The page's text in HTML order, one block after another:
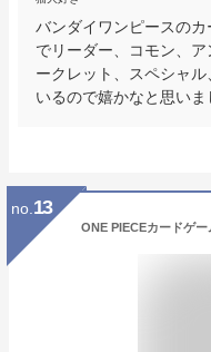
バンダイワンピースの
でリーダー、コモン、
ークレット、スペシャ
いるので嬉かなと思いま
no. 13